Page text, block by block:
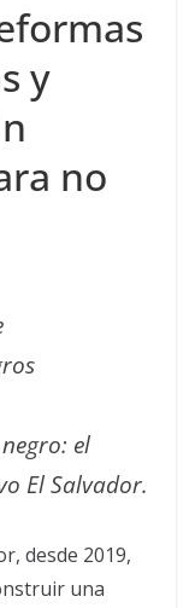
y
no
el
El Salvador.
desde 2019,
una